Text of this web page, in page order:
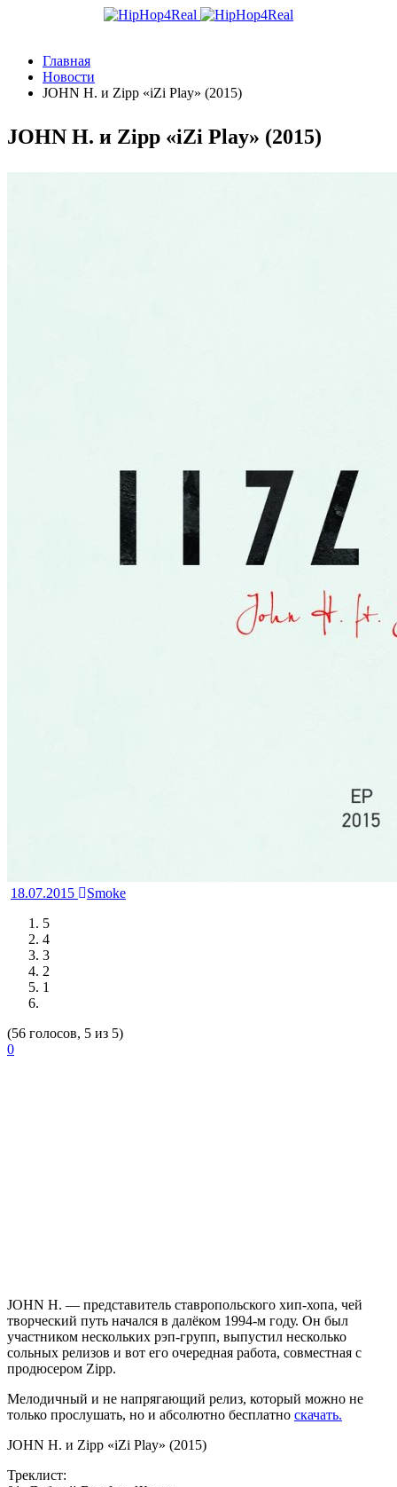
Главная
Новости
JOHN H. и Zipp «iZi Play» (2015)
JOHN H. и Zipp «iZi Play» (2015)
18.07.2015
Smoke
5
4
3
2
1
(56 голосов, 5 из 5)
0
JOHN H. — представитель ставропольского хип-хопа, чей
творческий путь начался в далёком 1994-м году. Он был
участником нескольких рэп-групп, выпустил несколько
сольных релизов и вот его очередная работа, совместная с
продюсером Zipp.
Мелодичный и не напрягающий релиз, который можно не
только прослушать, но и абсолютно бесплатно скачать.
JOHN H. и Zipp «iZi Play» (2015)
Треклист: